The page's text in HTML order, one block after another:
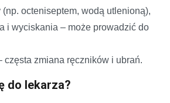
octeniseptem, wodą utlenioną),
i wyciskania – może prowadzić do
zmiana ręczników i ubrań.
do lekarza?